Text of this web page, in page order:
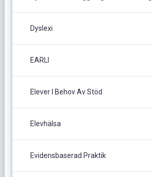
Dyslexi
EARLI
Elever I Behov Av Stöd
Elevhälsa
Evidensbaserad Praktik